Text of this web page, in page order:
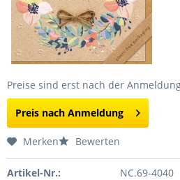
Preise sind erst nach der
Preis nach Anmeldung
Merken Bewerten
Artikel-Nr.: NC.69-4040